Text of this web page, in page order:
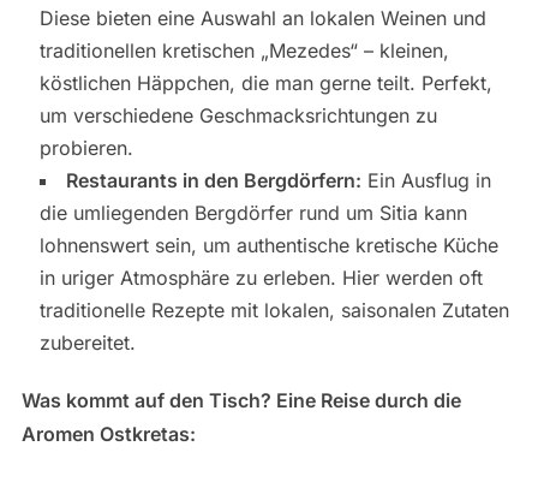
Diese bieten eine Auswahl an lokalen Weinen und
traditionellen kretischen „Mezedes“ – kleinen,
köstlichen Häppchen, die man gerne teilt. Perfekt,
um verschiedene Geschmacksrichtungen zu
probieren.
Restaurants in den Bergdörfern: Ein Ausflug in
die umliegenden Bergdörfer rund um Sitia kann
lohnenswert sein, um authentische kretische Küche
in uriger Atmosphäre zu erleben. Hier werden oft
traditionelle Rezepte mit lokalen, saisonalen Zutaten
zubereitet.
Was kommt auf den Tisch? Eine Reise durch die
Aromen Ostkretas: